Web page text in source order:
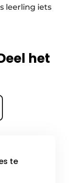
leerling iets
het
te